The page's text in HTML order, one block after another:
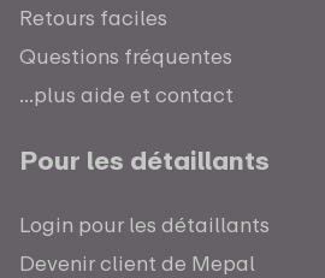
Retours faciles
Questions fréquentes
...plus aide et contact
Pour les détaillants
Login pour les détaillants
Devenir client de Mepal